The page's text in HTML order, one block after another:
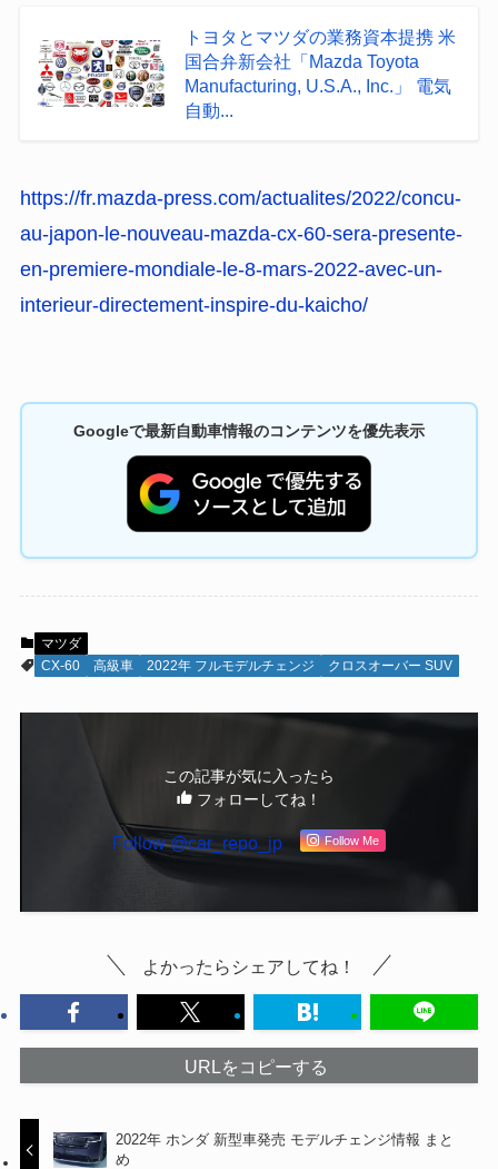
トヨタとマツダの業務資本提携 米
国合弁新会社「Mazda Toyota
Manufacturing, U.S.A., Inc.」 電気
自動...
https://fr.mazda-press.com/actualites/2022/concu-
au-japon-le-nouveau-mazda-cx-60-sera-presente-
en-premiere-mondiale-le-8-mars-2022-avec-un-
interieur-directement-inspire-du-kaicho/
Googleで最新自動車情報のコンテンツを優先表示
マツダ
CX-60
高級車 2022年 フルモデルチェンジ クロスオーバー SUV
この記事が気に入ったら
フォローしてね！
Follow @car_repo_jp Follow Me
よかったらシェアしてね！
URLをコピーする
2022年 ホンダ 新型車発売 モデルチェンジ情報 まと
め